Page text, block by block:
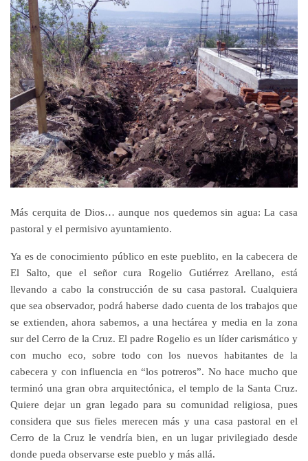
Más cerquita de Dios… aunque nos quedemos sin agua: La casa
pastoral y el permisivo ayuntamiento.
Ya es de conocimiento público en este pueblito, en la cabecera de
El Salto, que el señor cura Rogelio Gutiérrez Arellano, está
llevando a cabo la construcción de su casa pastoral. Cualquiera
que sea observador, podrá haberse dado cuenta de los trabajos que
se extienden, ahora sabemos, a una hectárea y media en la zona
sur del Cerro de la Cruz. El padre Rogelio es un líder carismático y
con mucho eco, sobre todo con los nuevos habitantes de la
cabecera y con influencia en “los potreros”. No hace mucho que
terminó una gran obra arquitectónica, el templo de la Santa Cruz.
Quiere dejar un gran legado para su comunidad religiosa, pues
considera que sus fieles merecen más y una casa pastoral en el
Cerro de la Cruz le vendría bien, en un lugar privilegiado desde
donde pueda observarse este pueblo y más allá.